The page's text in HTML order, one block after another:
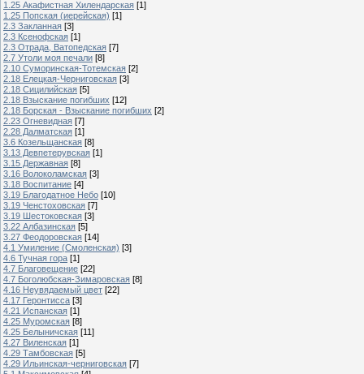
1.25 Акафистная Хилендарская [1]
1.25 Попская (иерейская) [1]
2.3 Закланная [3]
2.3 Ксенофская [1]
2.3 Отрада, Ватопедская [7]
2.7 Утоли моя печали [8]
2.10 Суморинская-Тотемская [2]
2.18 Елецкая-Черниговская [3]
2.18 Сицилийская [5]
2.18 Взыскание погибших [12]
2.18 Борская - Взыскание погибших [2]
2.23 Огневидная [7]
2.28 Далматская [1]
3.6 Козельщанская [8]
3.13 Девпетерувская [1]
3.15 Державная [8]
3.16 Волоколамская [3]
3.18 Воспитание [4]
3.19 Благодатное Небо [10]
3.19 Ченстоховская [7]
3.19 Шестоковская [3]
3.22 Албазинская [5]
3.27 Феодоровская [14]
4.1 Умиление (Смоленская) [3]
4.6 Тучная гора [1]
4.7 Благовещение [22]
4.7 Боголюбская-Зимаровская [8]
4.16 Неувядаемый цвет [22]
4.17 Геронтисса [3]
4.21 Испанская [1]
4.25 Муромская [8]
4.25 Белыничская [11]
4.27 Виленская [1]
4.29 Тамбовская [5]
4.29 Ильинская-черниговская [7]